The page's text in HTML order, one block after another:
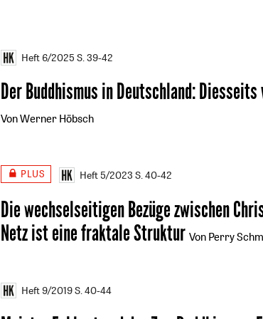
Heft 6/2025 S. 39-42
Der Buddhismus in Deutschland:Diesseits
Von Werner Höbsch
PLUS Heft 5/2023 S. 40-42
Die wechselseitigen Bezüge zwischen
Netz ist eine fraktale Struktur Von Perry
Heft 9/2019S. 40-44